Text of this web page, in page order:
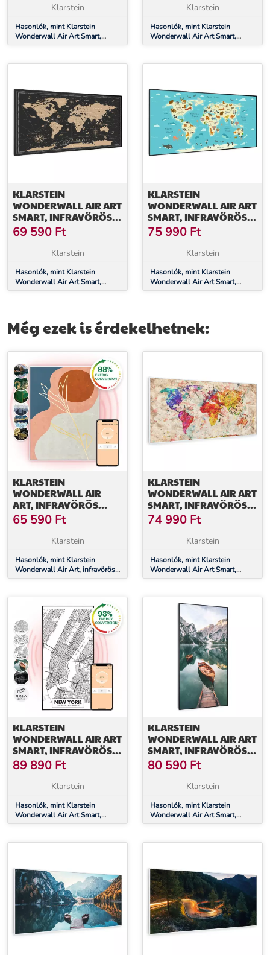
Klarstein
Hasonlók, mint Klarstein
Wonderwall Air Art Smart,
infravörös hősugárzó, 120 x 30
Klarstein
Hasonlók, mint Klarstein
Wonderwall Air Art Smart,
infravörös hősugárzó, 120 x 60
KLARSTEIN
WONDERWALL AIR ART
SMART, INFRAVÖRÖS
HŐSUGÁRZÓ, 120 X 60
CM, 700 W, ÉJSZAKAI
69 590 Ft
Klarstein
Hasonlók, mint Klarstein
Wonderwall Air Art Smart,
infravörös hősugárzó, 120 x 60
KLARSTEIN
WONDERWALL AIR ART
SMART, INFRAVÖRÖS
HŐSUGÁRZÓ, 120 X 60
CM, 700 W, TÉRKÉP
ÁLLATOKKAL
75 990 Ft
Klarstein
Hasonlók, mint Klarstein
Wonderwall Air Art Smart,
infravörös hősugárzó, 120 x 60
Még ezek is érdekelhetnek:
KLARSTEIN
WONDERWALL AIR
ART, INFRAVÖRÖS
SMART HŐSUGÁRZÓ,
60 X 80 CM, 500 W, FALI
INSTALLÁCIÓ,
VEZÉRELHETŐ, ARANY
VONALAK
65 590 Ft
Klarstein
Hasonlók, mint Klarstein
Wonderwall Air Art, infravörös
smart hősugárzó, 60 x 80 cm,
applikációval vezérelhető, arany
KLARSTEIN
WONDERWALL AIR ART
SMART, INFRAVÖRÖS
HŐSUGÁRZÓ, 120 X 60
CM, 700 W, SZÍNES
74 990 Ft
Klarstein
Hasonlók, mint Klarstein
Wonderwall Air Art Smart,
infravörös hősugárzó, 120 x 60
KLARSTEIN
WONDERWALL AIR ART
SMART, INFRAVÖRÖS
HŐSUGÁRZÓ, 60 X 120
CM, 700 W, NEW YORK
TÉRKÉPE
89 890 Ft
Klarstein
Hasonlók, mint Klarstein
Wonderwall Air Art Smart,
infravörös hősugárzó, 60 x 120
KLARSTEIN
WONDERWALL AIR ART
SMART, INFRAVÖRÖS
HŐSUGÁRZÓ, 60 X 120
CM, 700 W, TENGER
FÜGGŐLEGESEN
80 590 Ft
Klarstein
Hasonlók, mint Klarstein
Wonderwall Air Art Smart,
infravörös hősugárzó, 60 x 120
függőlegesen